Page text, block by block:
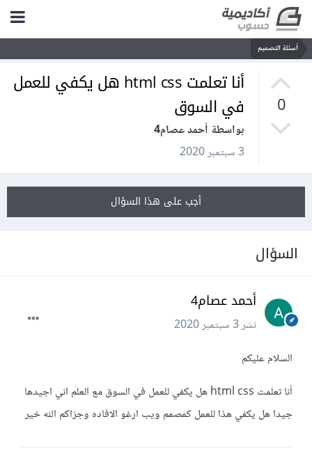
أسئلة التصميم
0
أنا تعلمت html css هل يكفي للعمل
في السوق
بواسطة أحمد عصام4
3 سبتمبر 2020
أجب على هذا السؤال
السؤال
أحمد عصام4
نشر3 سبتمبر 2020
السلام عليكم
أنا تعلمت html css هل يكفي للعمل في السوق مع العلم اني اجيدها
جيدا هل يكفي هذا للعمل كمصمم ويب ارغو الافاده وجزاكم الله خير